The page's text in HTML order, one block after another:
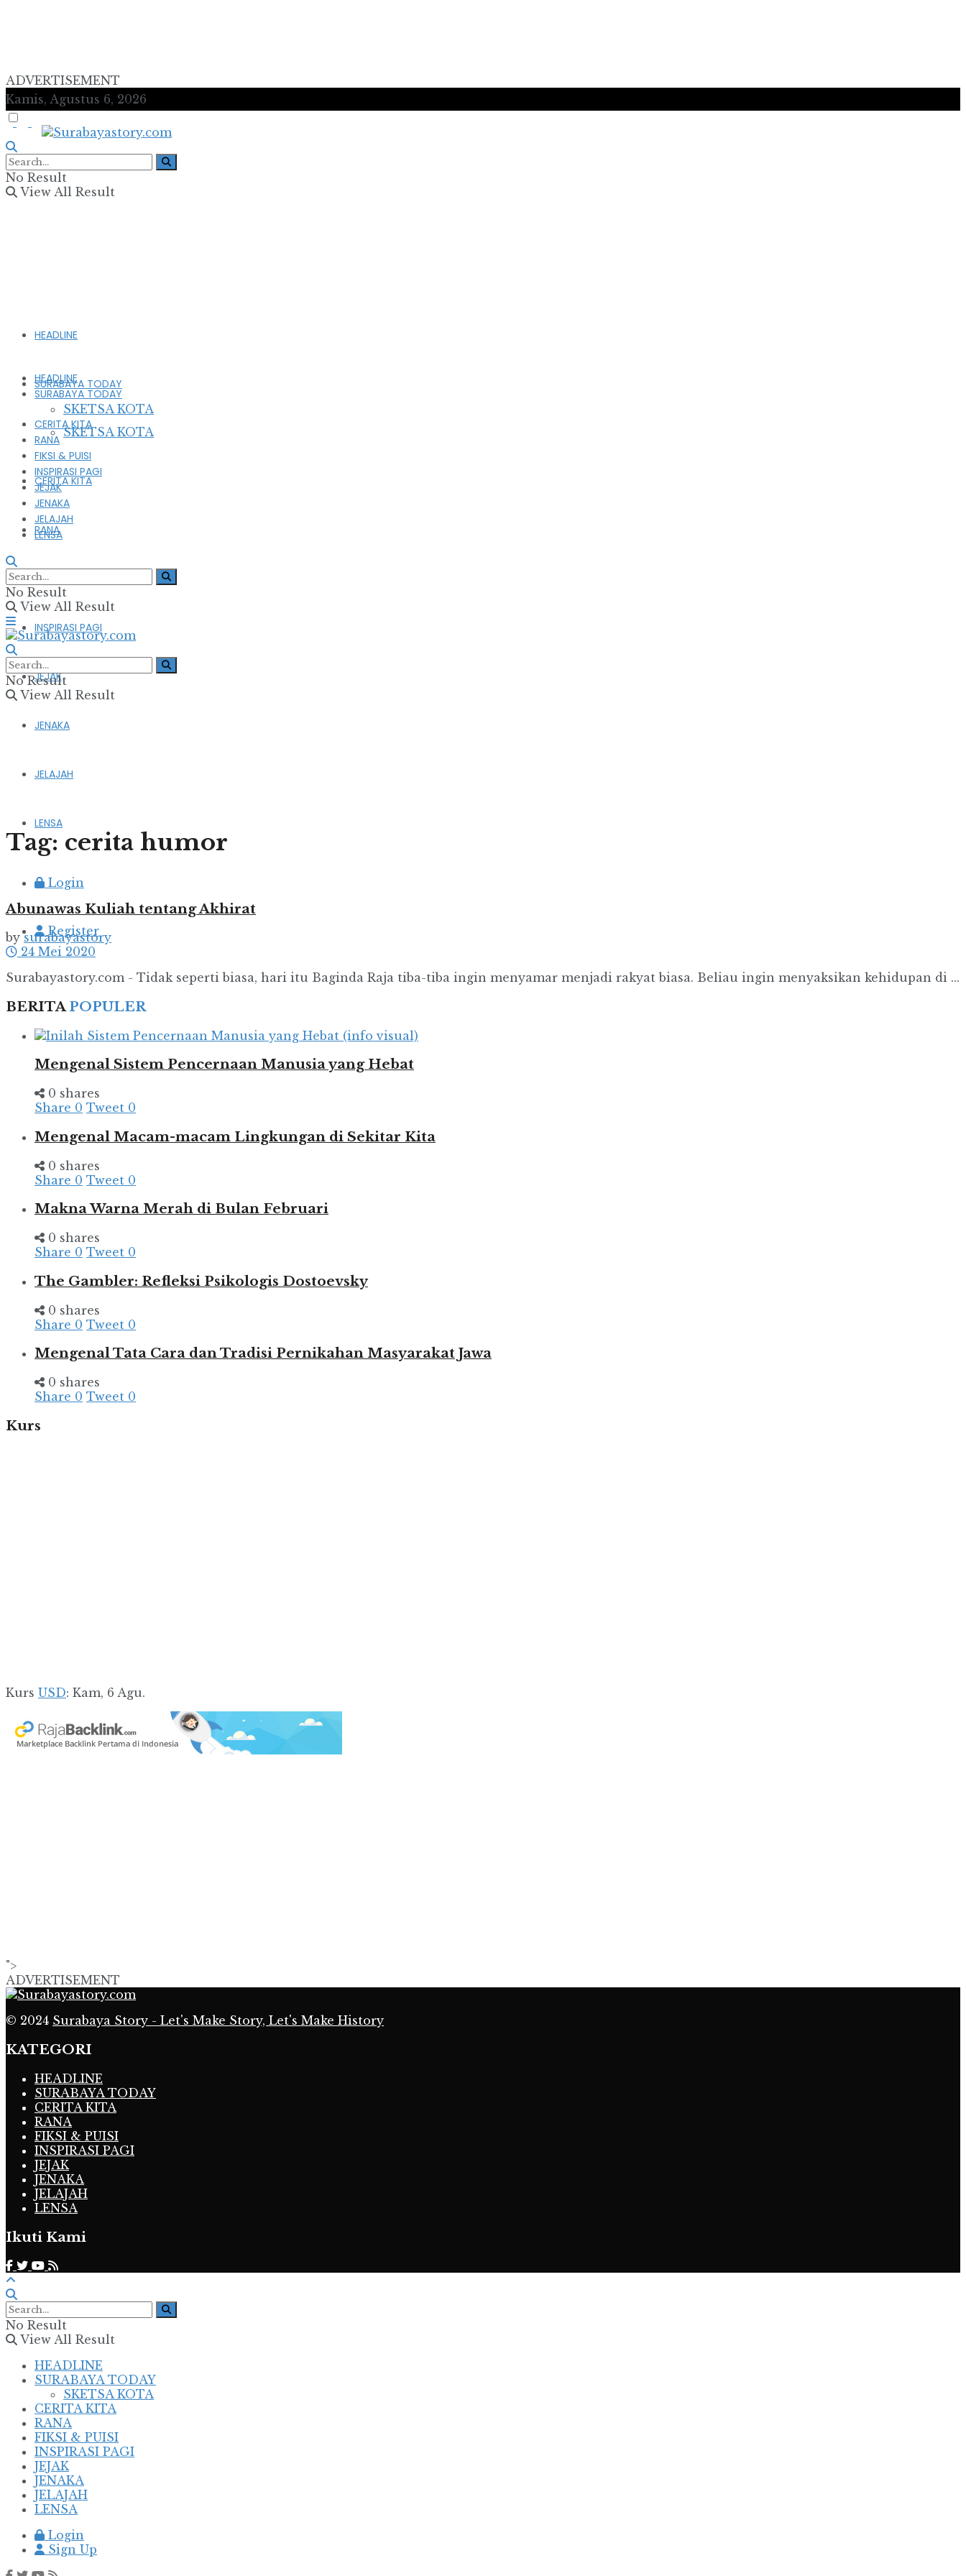
ADVERTISEMENT
Kamis, Agustus 6, 2026
No Result
View All Result
HEADLINE
SURABAYA TODAY
SKETSA KOTA
CERITA KITA
RANA
FIKSI & PUISI
INSPIRASI PAGI
JEJAK
JENAKA
JELAJAH
LENSA
Login
Register
HEADLINE
SURABAYA TODAY
SKETSA KOTA
CERITA KITA
RANA
FIKSI & PUISI
INSPIRASI PAGI
JEJAK
JENAKA
JELAJAH
LENSA
No Result
View All Result
No Result
View All Result
Tag: cerita humor
Abunawas Kuliah tentang Akhirat
by surabayastory
24 Mei 2020
Surabayastory.com - Tidak seperti biasa, hari itu Baginda Raja tiba-tiba ingin menyamar menjadi rakyat biasa. Beliau ingin menyaksikan kehidupan di ...
BERITAPOPULER
Mengenal Sistem Pencernaan Manusia yang Hebat
0 shares
Share 0 Tweet 0
Mengenal Macam-macam Lingkungan di Sekitar Kita
0 shares
Share 0 Tweet 0
Makna Warna Merah di Bulan Februari
0 shares
Share 0 Tweet 0
The Gambler: Refleksi Psikologis Dostoevsky
0 shares
Share 0 Tweet 0
Mengenal Tata Cara dan Tradisi Pernikahan Masyarakat Jawa
0 shares
Share 0 Tweet 0
Kurs
Kurs USD: Kam, 6 Agu.
">
ADVERTISEMENT
© 2024 Surabaya Story - Let's Make Story, Let's Make History
KATEGORI
HEADLINE
SURABAYA TODAY
CERITA KITA
RANA
FIKSI & PUISI
INSPIRASI PAGI
JEJAK
JENAKA
JELAJAH
LENSA
Ikuti Kami
No Result
View All Result
HEADLINE
SURABAYA TODAY
SKETSA KOTA
CERITA KITA
RANA
FIKSI & PUISI
INSPIRASI PAGI
JEJAK
JENAKA
JELAJAH
LENSA
Login
Sign Up